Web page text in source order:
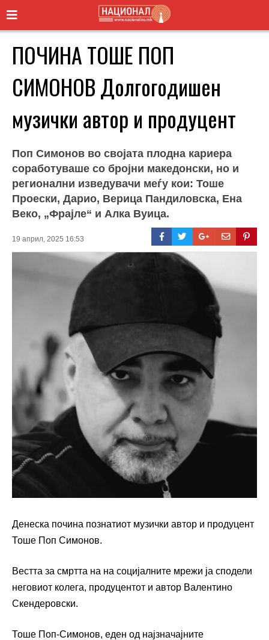
ПОЧИНА ТОШЕ ПОП
СИМОНОВ Долгогодишен
музички автор и продуцент
Поп Симонов во својата плодна кариера
соработуваше со бројни македонски, но и
регионални изведувачи меѓу кои: Тоше
Проески, Дарио, Верица Пандиловска, Ена
Веко, „Фрајле“ и Алка Вуица.
19 април, 2025 16:53
Денеска почина познатиот музички автор и продуцент
Тоше Поп Симонов.
Вестта за смртта на на социјалните мрежи ја сподели
неговиот колега, продуцентот и автор Валентино
Скендеровски.
Тоше Поп-Симонов, еден од најзначајните